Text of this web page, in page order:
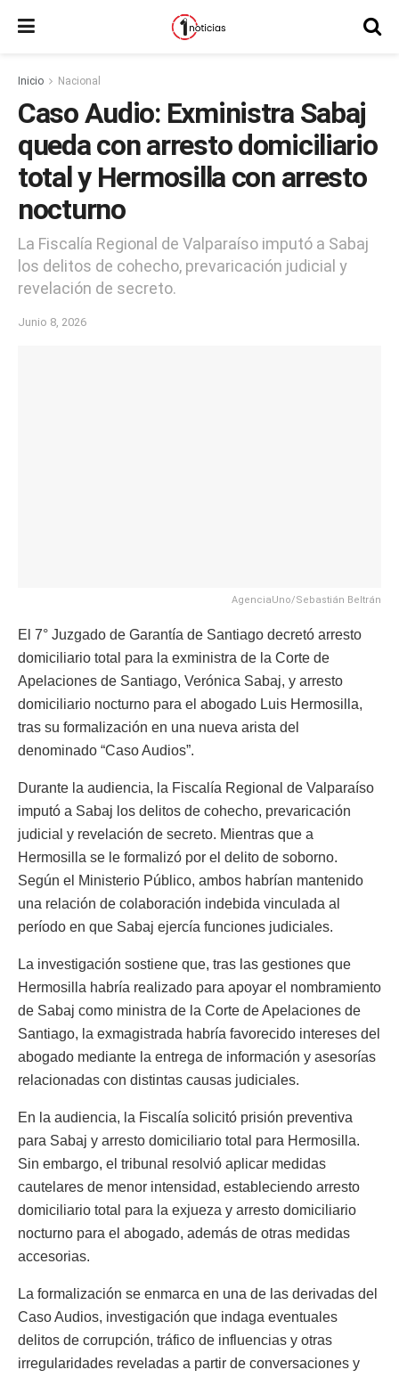
Inicio Nacional
Caso Audio: Exministra Sabaj
queda con arresto domiciliario
total y Hermosilla con arresto
nocturno
La Fiscalía Regional de Valparaíso imputó a Sabaj
los delitos de cohecho, prevaricación judicial y
revelación de secreto.
Junio 8, 2026
AgenciaUno/Sebastián Beltrán
El 7° Juzgado de Garantía de Santiago decretó arresto
domiciliario total para la exministra de la Corte de
Apelaciones de Santiago, Verónica Sabaj, y arresto
domiciliario nocturno para el abogado Luis Hermosilla,
tras su formalización en una nueva arista del
denominado “Caso Audios”.
Durante la audiencia, la Fiscalía Regional de Valparaíso
imputó a Sabaj los delitos de cohecho, prevaricación
judicial y revelación de secreto. Mientras que a
Hermosilla se le formalizó por el delito de soborno.
Según el Ministerio Público, ambos habrían mantenido
una relación de colaboración indebida vinculada al
período en que Sabaj ejercía funciones judiciales.
La investigación sostiene que, tras las gestiones que
Hermosilla habría realizado para apoyar el nombramiento
de Sabaj como ministra de la Corte de Apelaciones de
Santiago, la exmagistrada habría favorecido intereses del
abogado mediante la entrega de información y asesorías
relacionadas con distintas causas judiciales.
En la audiencia, la Fiscalía solicitó prisión preventiva
para Sabaj y arresto domiciliario total para Hermosilla.
Sin embargo, el tribunal resolvió aplicar medidas
cautelares de menor intensidad, estableciendo arresto
domiciliario total para la exjueza y arresto domiciliario
nocturno para el abogado, además de otras medidas
accesorias.
La formalización se enmarca en una de las derivadas del
Caso Audios, investigación que indaga eventuales
delitos de corrupción, tráfico de influencias y otras
irregularidades reveladas a partir de conversaciones y